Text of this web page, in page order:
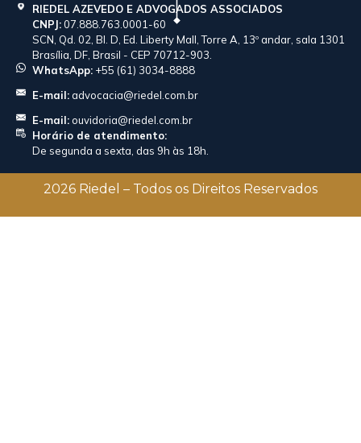
RIEDEL AZEVEDO E ADVOGADOS ASSOCIADOS
CNPJ:07.888.763.0001-60
SCN, Qd. 02, Bl. D, Ed. Liberty Mall, Torre A, 13º andar, sala 1301
Brasília, DF, Brasil - CEP 70712-903.
WhatsApp: +55 (61) 3034-8888
E-mail:advocacia@riedel.com.br
E-mail:ouvidoria@riedel.com.br
Horário de atendimento:
De segunda a sexta, das 9h às 18h.
2026 Riedel – Todos os Direitos Reservados